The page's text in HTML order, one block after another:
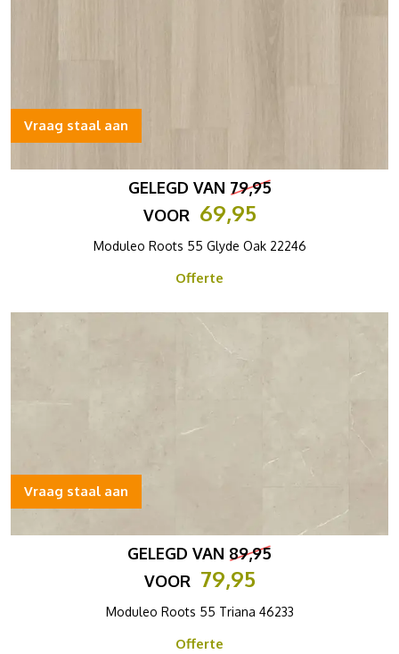
GELEGD VAN 79,95
VOOR 69,95
Moduleo Roots 55 Glyde Oak 22246
Offerte
Vraag staal aan
GELEGD VAN 89,95
VOOR 79,95
Moduleo Roots 55 Triana 46233
Offerte
Vraag staal aan